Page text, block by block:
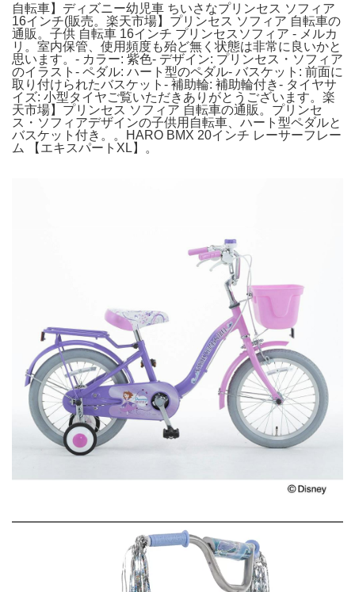
自転車】ディズニー幼児車 ちいさなプリンセス ソフィア
16インチ(販売。楽天市場】プリンセス ソフィア 自転車の
通販。子供 自転車 16インチ プリンセスソフィア - メルカ
リ。室内保管、使用頻度も殆ど無く状態は非常に良いかと
思います。- カラー: 紫色- デザイン: プリンセス・ソフィア
のイラスト- ペダル: ハート型のペダル- バスケット: 前面に
取り付けられたバスケット- 補助輪: 補助輪付き- タイヤサ
イズ: 小型タイヤご覧いただきありがとうございます。楽
天市場】プリンセス ソフィア 自転車の通販。プリンセ
ス・ソフィアデザインの子供用自転車、ハート型ペダルと
バスケット付き。。HARO BMX 20インチ レーサーフレー
ム 【エキスパートXL】。